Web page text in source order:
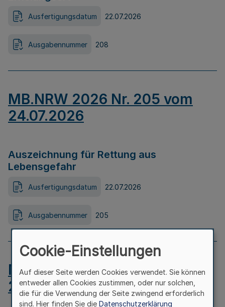
Ausfertigungsdatum 22.07.2026
Ausgabennummer 208
MB.NRW 2026 Nr. 205 vom
24.07.2026
Auszeichnung für Rettung aus
Lebensgefahr
Ausfertigungsdatum 22.07.2026
Ausgabennummer 205
MB.NRW 2026 Nr. 204 vom
24.07.2026
Cookie-Einstellungen
Auf dieser Seite werden Cookies verwendet. Sie können
entweder allen Cookies zustimmen, oder nur solchen,
die für die Verwendung der Seite zwingend erforderlich
sind. Hier finden Sie die Datenschutzerklärung